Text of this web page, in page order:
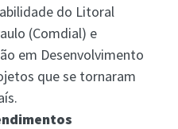
do Litoral
(Comdial) e
em Desenvolvimento
que se tornaram